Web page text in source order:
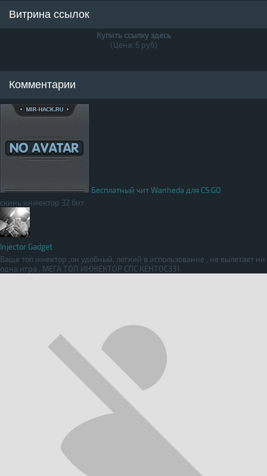
Витрина ссылок
Купить ссылку здесь
(Цена: 6 руб)
Комментарии
Бесплатный чит Wanheda для CS:GO
скинь инжектор 32 бит
Injector Gadget
Ваще топ ижектор ,он удобный, легкий в использование , не вылетает ни
одна игра , МЕГА ТОП ИНЖЕКТОР СПС КЕНТОС331